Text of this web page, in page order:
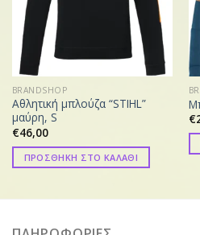
BRANDSHOP
Αθλητική μπλούζα “STIHL”
μαύρη, S
€46,00
ΠΡΟΣΘΗΚΗ ΣΤΟ ΚΑΛΑΘΙ
€